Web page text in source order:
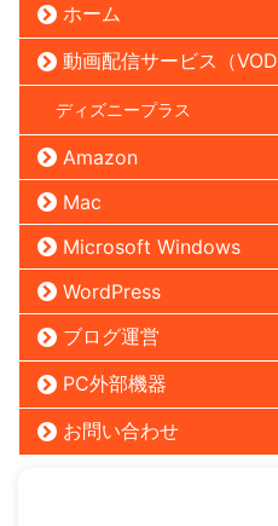
ホーム
動画配信サービス（VOD
ディズニープラス
Amazon
Mac
Microsoft Windows
WordPress
ブログ運営
PC外部機器
お問い合わせ